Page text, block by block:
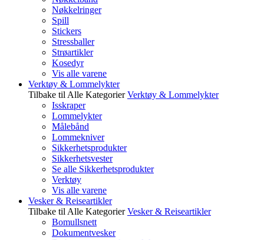
Nøkkelringer
Spill
Stickers
Stressballer
Strøartikler
Kosedyr
Vis alle varene
Verktøy & Lommelykter
Tilbake til Alle Kategorier Verktøy & Lommelykter
Isskraper
Lommelykter
Målebånd
Lommekniver
Sikkerhetsprodukter
Sikkerhetsvester
Se alle Sikkerhetsprodukter
Verktøy
Vis alle varene
Vesker & Reiseartikler
Tilbake til Alle Kategorier Vesker & Reiseartikler
Bomullsnett
Dokumentvesker